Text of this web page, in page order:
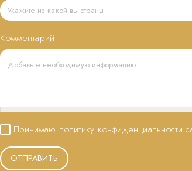
Комментарий
Принимаю политику конфиденциальности
ОТПРАВИТЬ